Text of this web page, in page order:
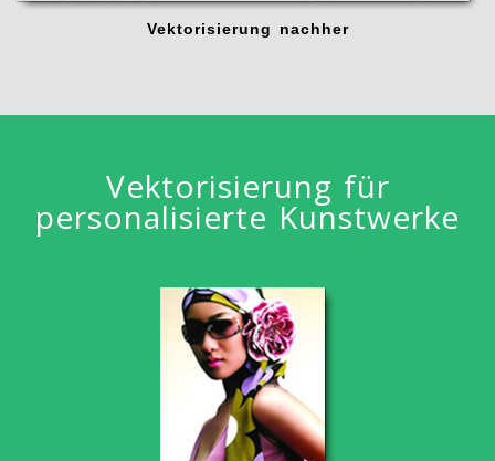
Vektorisierung nachher
Vektorisierung für
personalisierte Kunstwerke